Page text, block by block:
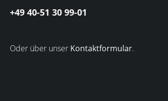
+49 40-51 30 99-01
Oder über unser Kontaktformular.